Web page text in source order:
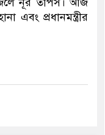
এবং প্রধানমন্ত্রীর